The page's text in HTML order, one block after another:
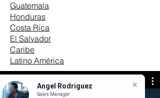
Angel Rodriguez
Sales Manager
Guatemala
Honduras
Costa Rica
El Salvador
Caribe
Latino América